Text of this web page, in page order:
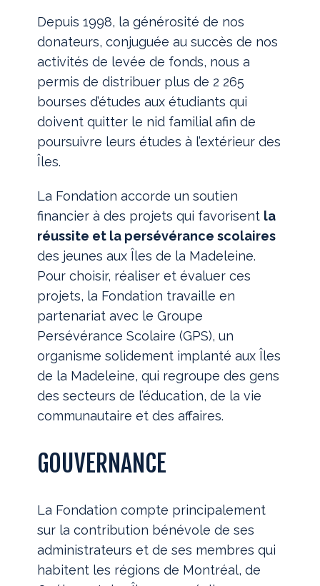
Depuis 1998, la générosité de nos
donateurs, conjuguée au succès de nos
activités de levée de fonds, nous a
permis de distribuer plus de 2 265
bourses d’études aux étudiants qui
doivent quitter le nid familial afin de
poursuivre leurs études à l’extérieur des
Îles.
La Fondation accorde un soutien
financier à des projets qui favorisent la
réussite et la persévérance scolaires
des jeunes aux Îles de la Madeleine.
Pour choisir, réaliser et évaluer ces
projets, la Fondation travaille en
partenariat avec le Groupe
Persévérance Scolaire (GPS), un
organisme solidement implanté aux Îles
de la Madeleine, qui regroupe des gens
des secteurs de l’éducation, de la vie
communautaire et des affaires.
GOUVERNANCE
La Fondation compte principalement
sur la contribution bénévole de ses
administrateurs et de ses membres qui
habitent les régions de Montréal, de